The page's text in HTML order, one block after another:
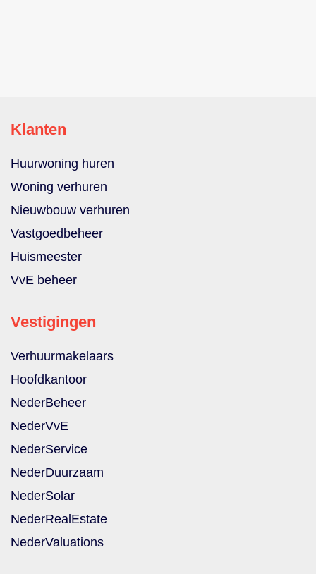
Klanten
Huurwoning huren
Woning verhuren
Nieuwbouw verhuren
Vastgoedbeheer
Huismeester
VvE beheer
Vestigingen
Verhuurmakelaars
Hoofdkantoor
NederBeheer
NederVvE
NederService
NederDuurzaam
NederSolar
NederRealEstate
NederValuations